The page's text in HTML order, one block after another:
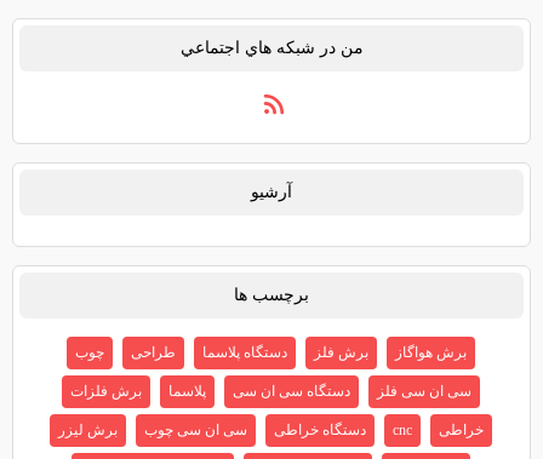
من در شبكه هاي اجتماعي
آرشيو
برچسب ها
برش هواگاز برش فلز دستگاه پلاسما طراحی چوب
سی ان سی فلز دستگاه سی ان سی پلاسما برش فلزات
خراطی cnc دستگاه خراطی سی ان سی چوب برش لیزر